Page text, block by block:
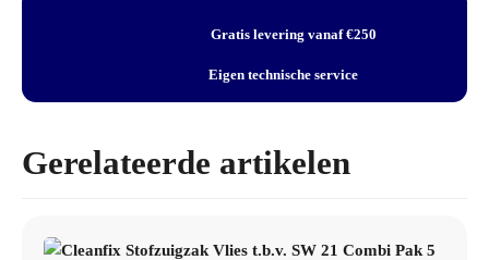
Gratis levering vanaf €250
Eigen technische service
Gerelateerde artikelen